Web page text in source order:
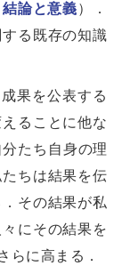
結論と意義）．
る既存の知識
果を公表する
ることに他な
たち自身の理
ちは結果を伝
その結果が私
にその結果を
らに高まる．